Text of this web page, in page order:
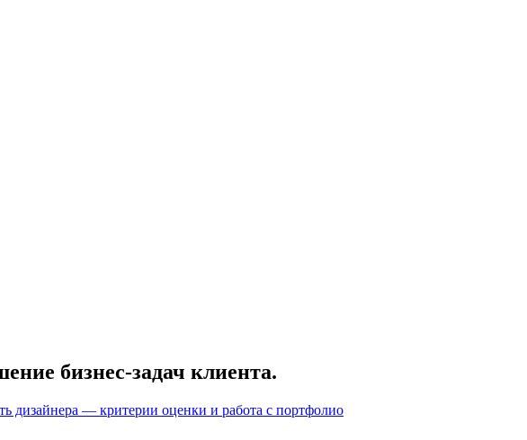
бизнес-задач клиента.
дизайнера — критерии оценки и работа с портфолио